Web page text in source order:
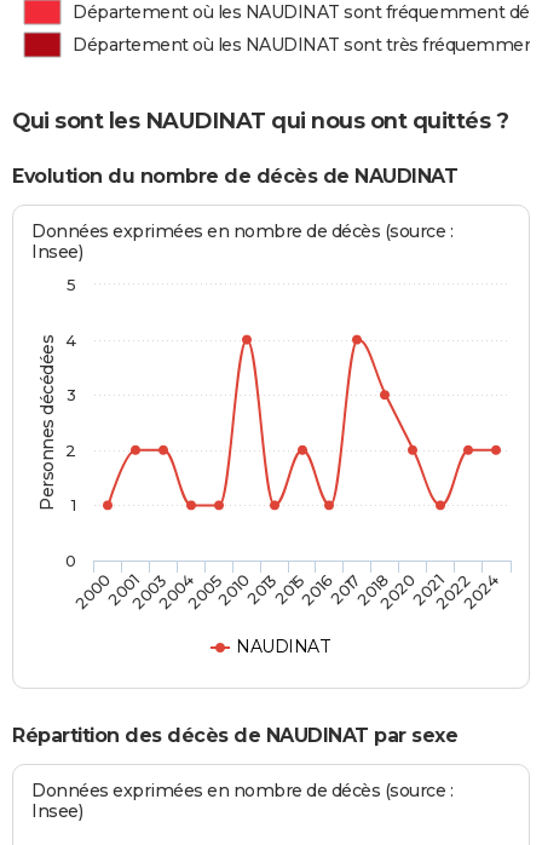
Département où les NAUDINAT sont fréquemment
Département où les NAUDINAT sont très
Qui sont les NAUDINAT qui nous ont quittés ?
Evolution du nombre de décès de NAUDINAT
Personnes décédées
Données exprimées en nombre de décès (source :
Insee)
NAUDINAT
200020012003200420052010201320152016201720182020202120222024
0
1
2
3
4
5
Répartition des décès de NAUDINAT par sexe
Données exprimées en nombre de décès (source :
Insee)